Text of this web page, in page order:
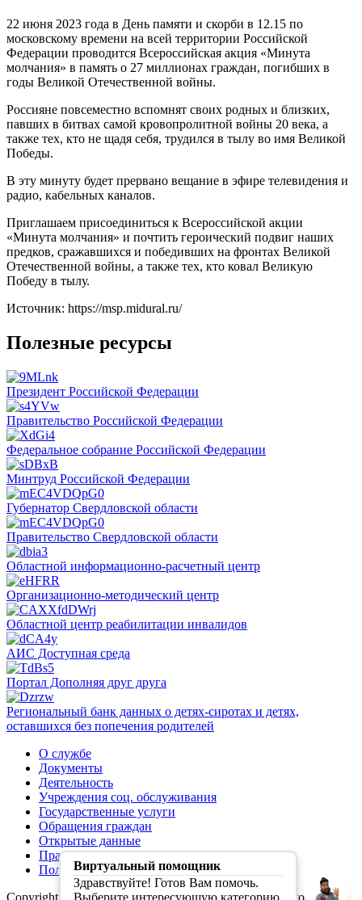
22 июня 2023 года в День памяти и скорби в 12.15 по
московскому времени на всей территории Российской
Федерации проводится Всероссийская акция «Минута
молчания» в память о 27 миллионах граждан, погибших в
годы Великой Отечественной войны.
Россияне повсеместно вспомнят своих родных и близких,
павших в битвах самой кровопролитной войны 20 века, а
также тех, кто не щадя себя, трудился в тылу во имя Великой
Победы.
В эту минуту будет прервано вещание в эфире телевидения и
радио, кабельных каналов.
Приглашаем присоединиться к Всероссийской акции
«Минута молчания» и почтить героический подвиг наших
предков, сражавшихся и победивших на фронтах Великой
Отечественной войны, а также тех, кто ковал Великую
Победу в тылу.
Источник: https://msp.midural.ru/
Полезные ресурсы
Президент Российской Федерации
Правительство Российской Федерации
Федеральное собрание Российской Федерации
Минтруд Российской Федерации
Губернатор Свердловской области
Правительство Свердловской области
Областной информационно-расчетный центр
Организационно-методический центр
Областной центр реабилитации инвалидов
АИС Доступная среда
Портал Дополняя друг друга
Региональный банк данных о детях-сиротах и детях,
оставшихся без попечения родителей
О службе
Документы
Деятельность
Учреждения соц. обслуживания
Государственные услуги
Обращения граждан
Открытые данные
Правила обработки персональных данных
Политика конфиденциальности
Copyright (C) Первая социальная служба Свердловской
Виртуальный помощник
Здравствуйте! Готов Вам помочь.
Выберите интересующую категорию.